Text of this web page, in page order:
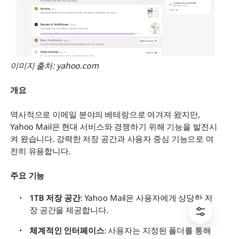
이미지 출처: yahoo.com
개요
역사적으로 이메일 분야의 베테랑으로 여겨져 왔지만,
Yahoo Mail은 현대 서비스와 경쟁하기 위해 기능을 발전시
켜 왔습니다. 강력한 저장 공간과 사용자 중심 기능으로 여
전히 유용합니다.
주요 기능
1TB 저장 공간: Yahoo Mail은 사용자에게 상당한 저
장 공간을 제공합니다.
체계적인 인터페이스: 사용자는 지정된 폴더를 통해